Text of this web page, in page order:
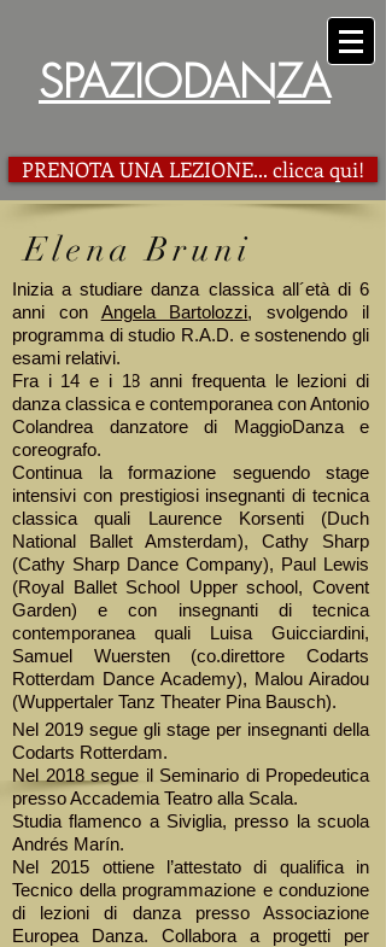
SPAZIODANZA
PRENOTA UNA LEZIONE... clicca qui!
Elena Bruni
Inizia a studiare danza classica all´età di 6
anni con Angela Bartolozzi, svolgendo il
programma di studio R.A.D. e sostenendo gli
esami relativi.
Fra i 14 e i 18 anni frequenta le lezioni di
danza classica e contemporanea con Antonio
Colandrea danzatore di MaggioDanza e
coreografo.
Continua la formazione seguendo stage
intensivi con prestigiosi insegnanti di tecnica
classica quali Laurence Korsenti (Duch
National Ballet Amsterdam), Cathy Sharp
(Cathy Sharp Dance Company), Paul Lewis
(Royal Ballet School Upper school, Covent
Garden) e con insegnanti di tecnica
contemporanea quali Luisa Guicciardini,
Samuel Wuersten (co.direttore Codarts
Rotterdam Dance Academy), Malou Airadou
(Wuppertaler Tanz Theater Pina Bausch).
Nel 2019 segue gli stage per insegnanti della
Codarts Rotterdam.
Nel 2018 segue il Seminario di Propedeutica
presso Accademia Teatro alla Scala.
Studia flamenco a Siviglia, presso la scuola
Andrés Marín.
Nel 2015 ottiene l’attestato di qualifica in
Tecnico della programmazione e conduzione
di lezioni di danza presso Associazione
Europea Danza. Collabora a progetti per